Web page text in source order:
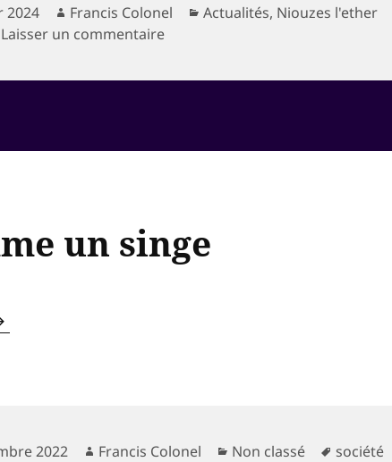
2024 Auteur
Francis Colonel Catégories
Actualités, Niouzes l'ether
Laisser un commentairesur Faites vos jeux !
un singe
2022 Auteur
Francis Colonel Catégories
Non classé
Mots-
société